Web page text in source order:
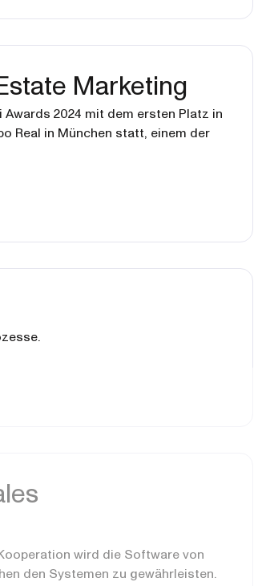
Marketing
2024 mit dem ersten Platz in
Real in München statt, einem der
wird die Software von
den Systemen zu gewährleisten.